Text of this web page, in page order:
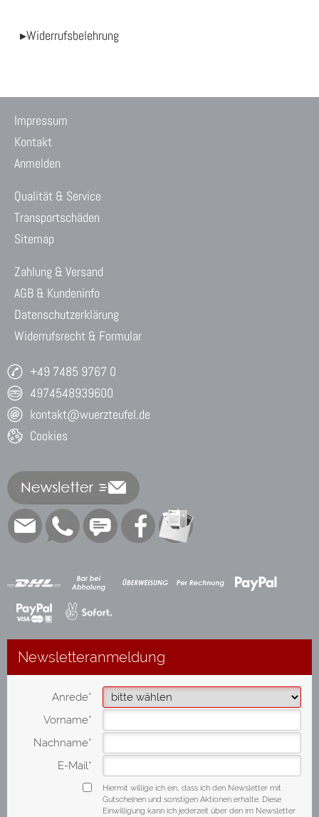
▸Widerrufsbelehrung
Impressum
Kontakt
Anmelden
Qualität & Service
Transportschäden
Sitemap
Zahlung & Versand
AGB & Kundeninfo
Datenschutzerklärung
Widerrufsrecht & Formular
+49 7485 9767 0
4974548939600
kontakt@wuerzteufel.de
Cookies